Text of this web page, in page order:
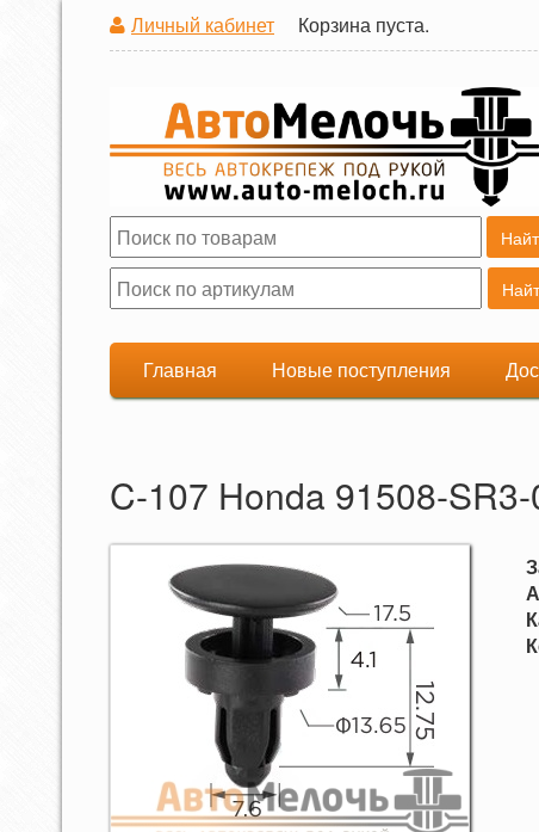
Личный кабинет Корзина пуста.
Форма поиска
Поиск
Главная Новые поступления
C-107 Honda 91508-